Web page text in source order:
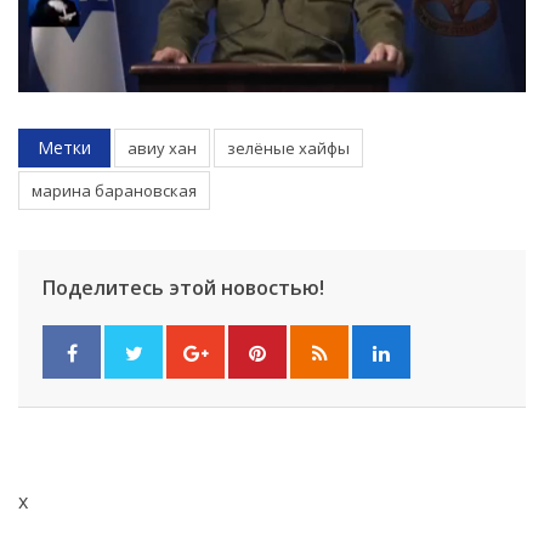
Метки авиу хан
зелёные хайфы
марина барановская
Поделитесь этой новостью!
x